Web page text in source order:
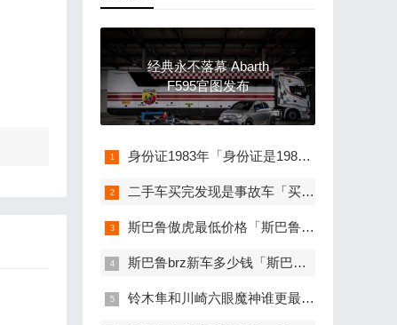
经典永不落幕 Abarth
F595官图发布
身份证1983年「身份证是1980年-1989年的安徽人注意了 这些信息对你很重要 」
二手车买完发现是事故车「买二手车后发现事故车」
斯巴鲁傲虎最低价格「斯巴鲁WRX」
斯巴鲁brz新车多少钱「斯巴鲁brz二手能买吗」
铃木隼和川崎六眼魔神谁更最强「铃木隼和六眼魔神哪个更好骑」